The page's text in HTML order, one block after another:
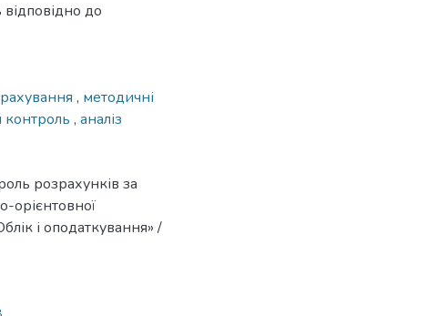
до
, методичні
контроль , аналіз
розрахунків за
орієнтовної
і оподаткування» /